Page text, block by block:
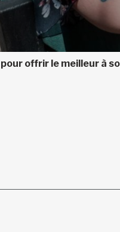
pour offrir le meilleur à